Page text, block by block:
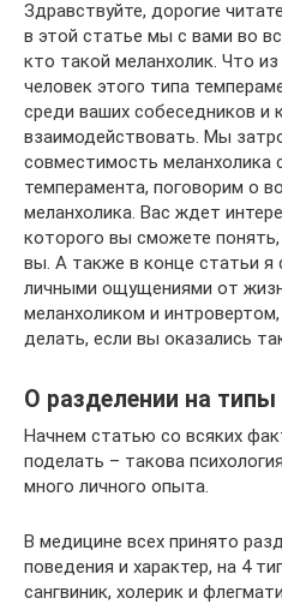
Здравствуйте, дорогие
в этой статье мы с вами во
кто такой меланхолик. Что
человек этого типа
среди ваших собеседников и
взаимодействовать. Мы
совместимость меланхолика
темперамента, поговорим о
меланхолика. Вас ждет
которого вы сможете
вы. А также в конце статьи я
личными ощущениями от
меланхоликом и
делать, если вы оказались
О разделении на типы
Начнем статью со всяких
поделать – такова
много личного опыта.
В медицине всех принято
поведения и характер, на 4
сангвиник, холерик и